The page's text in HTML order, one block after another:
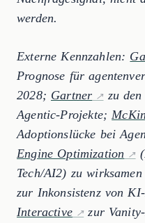
werden.
Externe Kennzahlen:
Prognose für
2028; Gartner
zu
Agentic-Projekte;
Adoptionslücke bei
Engine Optimization
Tech/AI2) zu
zur Inkonsistenz von
Interactive
zur